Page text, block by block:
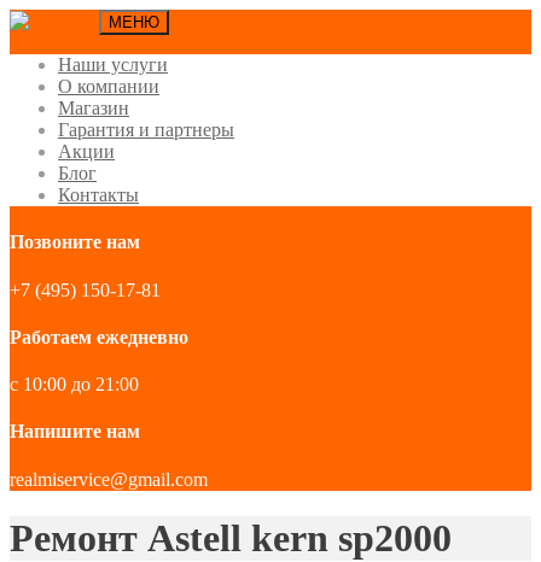
МЕНЮ
Наши услуги
О компании
Магазин
Гарантия и партнеры
Акции
Блог
Контакты
Позвоните нам
+7 (495) 150-17-81
Работаем ежедневно
с 10:00 до 21:00
Напишите нам
realmiservice@gmail.com
Ремонт Astell kern sp2000